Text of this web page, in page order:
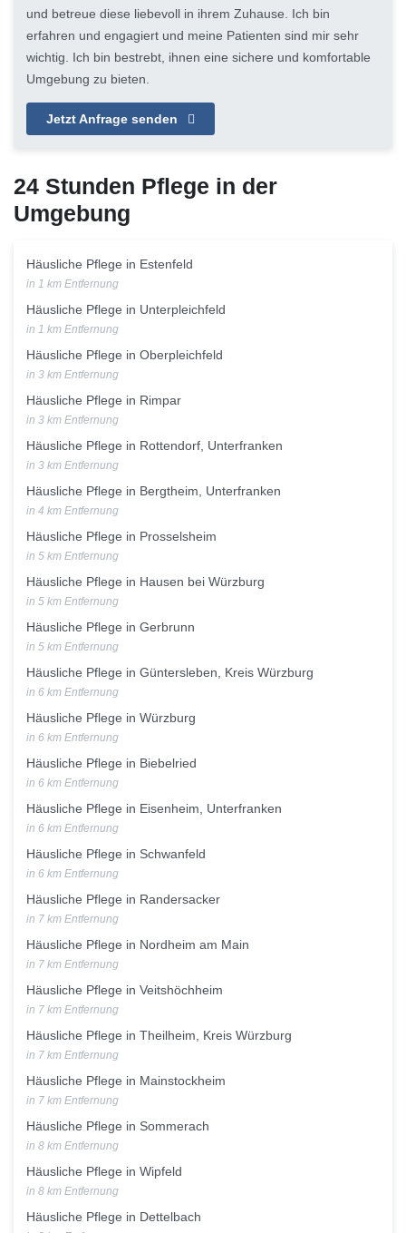
und betreue diese liebevoll in ihrem Zuhause. Ich bin
erfahren und engagiert und meine Patienten sind mir sehr
wichtig. Ich bin bestrebt, ihnen eine sichere und komfortable
Umgebung zu bieten.
Jetzt Anfrage senden
24 Stunden Pflege in der
Umgebung
Häusliche Pflege in Estenfeld
in 1 km Entfernung
Häusliche Pflege in Unterpleichfeld
in 1 km Entfernung
Häusliche Pflege in Oberpleichfeld
in 3 km Entfernung
Häusliche Pflege in Rimpar
in 3 km Entfernung
Häusliche Pflege in Rottendorf, Unterfranken
in 3 km Entfernung
Häusliche Pflege in Bergtheim, Unterfranken
in 4 km Entfernung
Häusliche Pflege in Prosselsheim
in 5 km Entfernung
Häusliche Pflege in Hausen bei Würzburg
in 5 km Entfernung
Häusliche Pflege in Gerbrunn
in 5 km Entfernung
Häusliche Pflege in Güntersleben, Kreis Würzburg
in 6 km Entfernung
Häusliche Pflege in Würzburg
in 6 km Entfernung
Häusliche Pflege in Biebelried
in 6 km Entfernung
Häusliche Pflege in Eisenheim, Unterfranken
in 6 km Entfernung
Häusliche Pflege in Schwanfeld
in 6 km Entfernung
Häusliche Pflege in Randersacker
in 7 km Entfernung
Häusliche Pflege in Nordheim am Main
in 7 km Entfernung
Häusliche Pflege in Veitshöchheim
in 7 km Entfernung
Häusliche Pflege in Theilheim, Kreis Würzburg
in 7 km Entfernung
Häusliche Pflege in Mainstockheim
in 7 km Entfernung
Häusliche Pflege in Sommerach
in 8 km Entfernung
Häusliche Pflege in Wipfeld
in 8 km Entfernung
Häusliche Pflege in Dettelbach